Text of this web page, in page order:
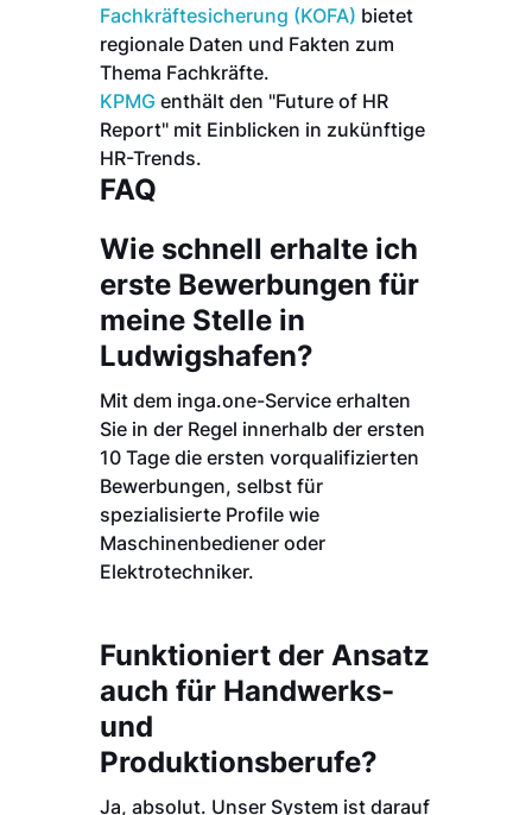
Fachkräftesicherung (KOFA) bietet
regionale Daten und Fakten zum
Thema Fachkräfte.
KPMG enthält den "Future of HR
Report" mit Einblicken in zukünftige
HR-Trends.
FAQ
Wie schnell erhalte ich
erste Bewerbungen für
meine Stelle in
Ludwigshafen?
Mit dem inga.one-Service erhalten
Sie in der Regel innerhalb der ersten
10 Tage die ersten vorqualifizierten
Bewerbungen, selbst für
spezialisierte Profile wie
Maschinenbediener oder
Elektrotechniker.
Funktioniert der Ansatz
auch für Handwerks-
und
Produktionsberufe?
Ja, absolut. Unser System ist darauf